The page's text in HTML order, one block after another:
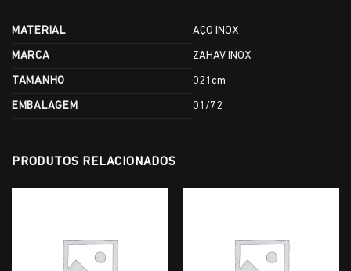
MATERIAL AÇO INOX
MARCA ZAHAV INOX
TAMANHO 021cm
EMBALAGEM 01/72
PRODUTOS RELACIONADOS